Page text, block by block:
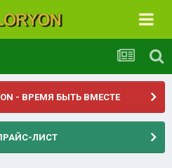
- ВРЕМЯ БЫТЬ ВМЕСТЕ
ЛИСТ